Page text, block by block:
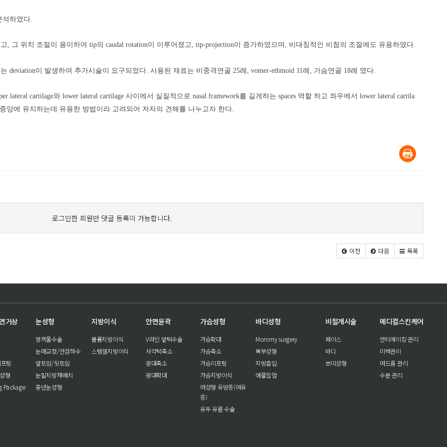
석하였다.
, 그 위치 조절이 용이하여 tip의 caudal rotation이 이루어졌고, tip-projection이 증가하였으며, 비대칭적인 비첨의 조절에도 유용하였다.
deviation이 발생하여 추가시술이 요구되었다. 사용된 재료는 비중격연골 25례, vomer-ethmoid 11례, 가슴연골 18례 였다.
lateral cartilage와 lower lateral cartilage 사이에서 실질적으로 nasal framework를 길게하는 spaces 역할 하고 좌우에서 lower lateral cartila
앙에 유지하는데 유용한 방법이라 고려되어 저자의 견해를 나누고자 한다.
로그인한 회원만 댓글 등록이 가능합니다.
이전 다음 목록
거상
팅
형
Package
눈성형
쌍꺼풀수술
눈매교정/안검하수
앞트임/뒷트임
눈밑지방재배치
중년눈성형
지방이식
볼륨지방이식
스템셀지방이식
안면윤곽
V라인 앞턱수술
사각턱축소
광대축소
광대확대
가슴성형
가슴확대
가슴축소
가슴리프팅
가슴지방이식
여성형 유방증(여유
증)
유두 유륜 수술
바디성형
Mommy surgery
복부성형
지방흡입
애플힙업
비절개시술
페이스
바디
쁘띠성형
메디컬스킨케어
안티에이징 관리
미백관리
여드름 관리
수분 관리